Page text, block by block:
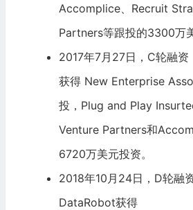
Accomplice、Recruit
Partners等跟投的3300万
2017年7月27日，C轮融
获得 New Enterprise
投， Plug and Play
Venture Partners和
6720万美元投资。
2018年10月24日，D轮融
DataRobot获得